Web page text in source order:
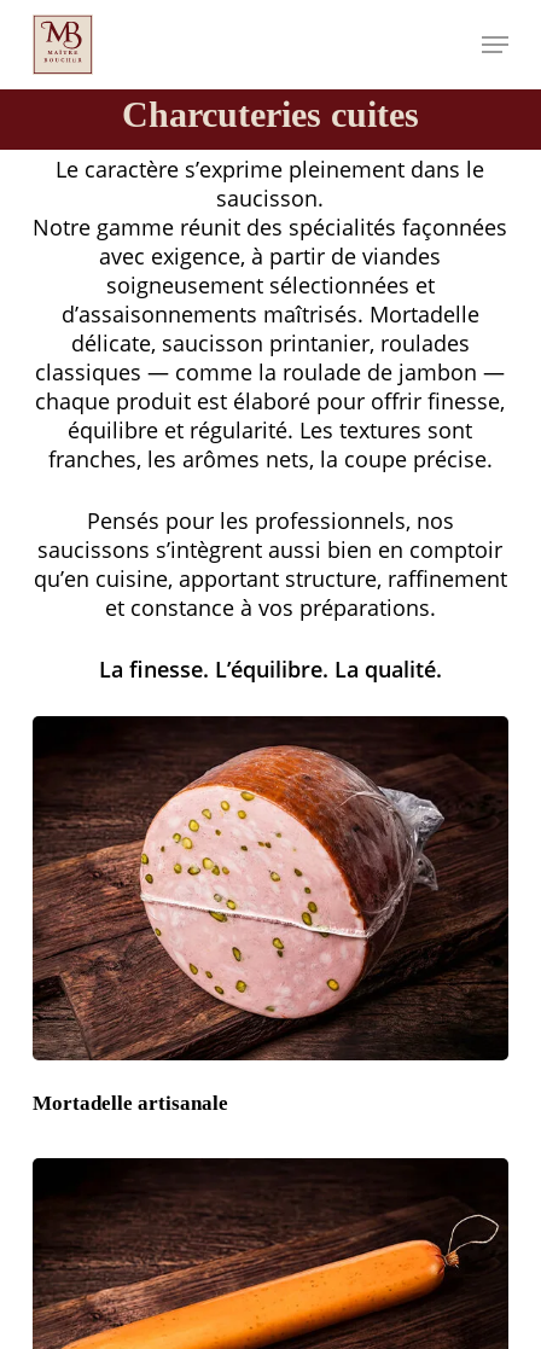
Aller
contenu
Menu
Charcuteries cuites
Le caractère s’exprime pleinement dans le
saucisson.
Notre gamme réunit des spécialités façonnées
avec exigence, à partir de viandes
soigneusement sélectionnées et
d’assaisonnements maîtrisés. Mortadelle
délicate, saucisson printanier, roulades
classiques — comme la roulade de jambon —
chaque produit est élaboré pour offrir finesse,
équilibre et régularité. Les textures sont
franches, les arômes nets, la coupe précise.
Pensés pour les professionnels, nos
saucissons s’intègrent aussi bien en comptoir
qu’en cuisine, apportant structure, raffinement
et constance à vos préparations.
La finesse. L’équilibre. La qualité.
Mortadelle artisanale